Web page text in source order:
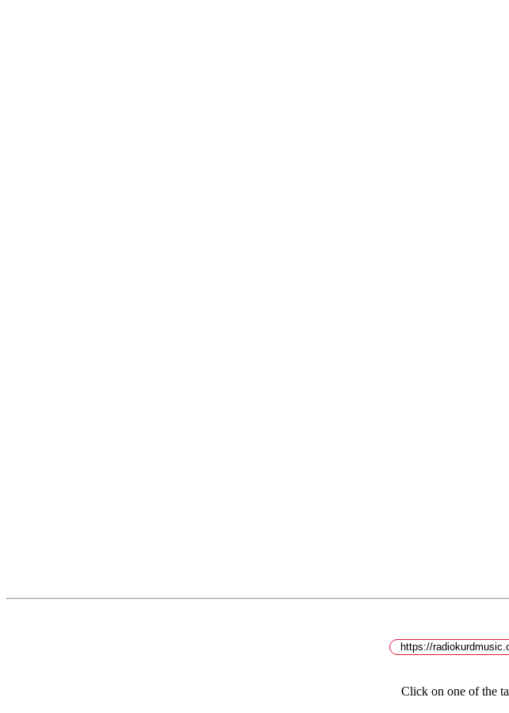
Click on one of the